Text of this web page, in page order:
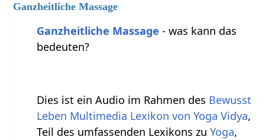
Ganzheitliche Massage
Ganzheitliche Massage- was kann das
bedeuten?
Dies ist ein Audio im Rahmen des Bewusst
Leben Multimedia Lexikon von Yoga Vidya,
Teil des umfassenden Lexikons zuYoga,